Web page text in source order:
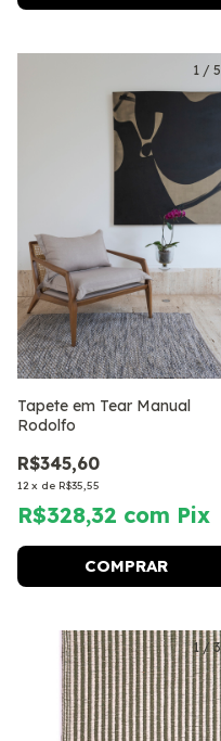
1 / 5
Tapete em Tear Manual
Rodolfo
R$345,60
12 x de R$35,55
R$328,32 com Pix
COMPRAR
1/3